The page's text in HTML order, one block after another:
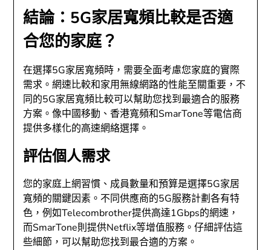
結論：5G家居寬頻比較是否適
合您的家庭？
在選擇5G家居寬頻時，需要全面考慮您家庭的實際
需求。網速比較和家用無線網路的性能至關重要，不
同的5G家居寬頻比較可以幫助您找到最適合的服務
方案。像中國移動、香港寬頻和SmarTone等電信商
提供多樣化的高速網絡選擇。
評估個人需求
您的家庭上網習慣、成員數量和預算是選擇5G家居
寬頻的關鍵因素。不同供應商的5G服務計劃各有特
色，例如Telecombrother提供高達1Gbps的網速，
而SmarTone則提供Netflix等增值服務。仔細評估這
些細節，可以幫助您找到最合適的方案。